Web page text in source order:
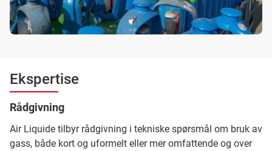
Ekspertise
Rådgivning
Air Liquide tilbyr rådgivning i tekniske spørsmål om bruk av
gass, både kort og uformelt eller mer omfattende og over